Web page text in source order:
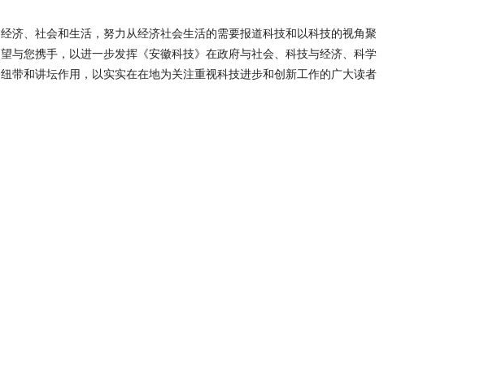
济、社会和生活，努力从经济社会生活的需要报道科技和以科技的视角聚
与您携手，以进一步发挥《安徽科技》在政府与社会、科技与经济、科学
带和讲坛作用，以实实在在地为关注重视科技进步和创新工作的广大读者